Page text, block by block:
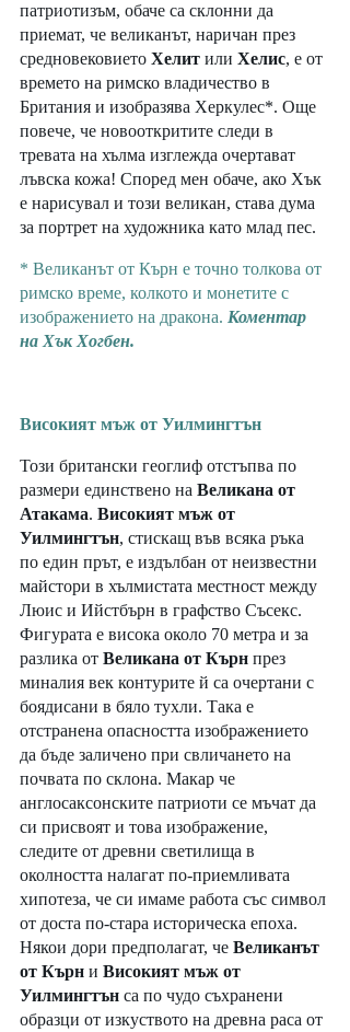
патриотизъм, обаче са склонни да
приемат, че великанът, наричан през
средновековието Хелит или Хелис, е от
времето на римско владичество в
Британия и изобразява Херкулес*. Още
повече, че новооткритите следи в
тревата на хълма изглежда очертават
лъвска кожа! Според мен обаче, ако Хък
е нарисувал и този великан, става дума
за портрет на художника като млад пес.
* Великанът от Кърн е точно толкова от
римско време, колкото и монетите с
изображението на дракона. Коментар
на Хък Хогбен.
Високият мъж от Уилмингтън
Този британски геоглиф отстъпва по
размери единствено на Великана от
Атакама. Високият мъж от
Уилмингтън, стискащ във всяка ръка
по един прът, е издълбан от неизвестни
майстори в хълмистата местност между
Люис и Ийстбърн в графство Съсекс.
Фигурата е висока около 70 метра и за
разлика от Великана от Кърн през
миналия век контурите й са очертани с
боядисани в бяло тухли. Така е
отстранена опасността изображението
да бъде заличено при свличането на
почвата по склона. Макар че
англосаксонските патриоти се мъчат да
си присвоят и това изображение,
следите от древни светилища в
околността налагат по-приемливата
хипотеза, че си имаме работа със символ
от доста по-стара историческа епоха.
Някои дори предполагат, че Великанът
от Кърн и Високият мъж от
Уилмингтън са по чудо съхранени
образци от изкуството на древна раса от